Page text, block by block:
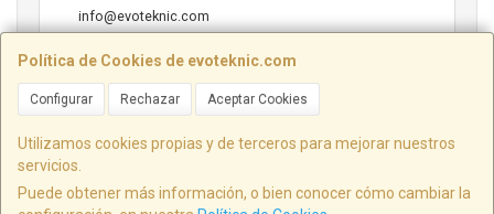
Política de Cookies de evoteknic.com
Configurar Rechazar Aceptar Cookies
Utilizamos cookies propias y de terceros para mejorar nuestros
servicios.
Puede obtener más información, o bien conocer cómo cambiar la
info@evoteknic.com
Horario
ALICANTE 48 LOCAL 2, 03440, Alicante, España. - C.I.F.: B54578497 - Tfno: